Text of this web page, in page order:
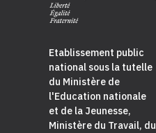
Etablissement public
national sous la tutelle
du Ministère de
l'Education nationale
et de la Jeunesse,
Ministère du Travail, du